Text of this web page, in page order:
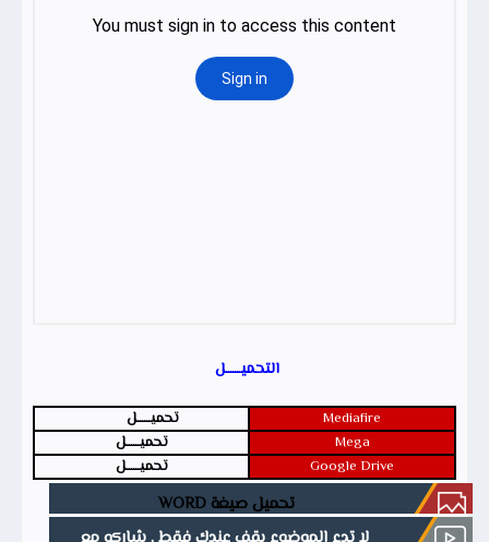
التحميـــــــل
Mediafire
تحميــــــل
Mega
تحميــــــل
Google Drive
تحميــــــل
تحميل صيغة WORD